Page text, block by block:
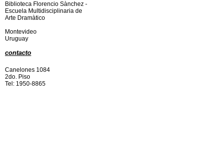
Biblioteca Florencio Sànchez -
Escuela Multidisciplinaria de
Arte Dramàtico
Montevideo
Uruguay
contacto
Canelones 1084
2do. Piso
Tel: 1950-8865